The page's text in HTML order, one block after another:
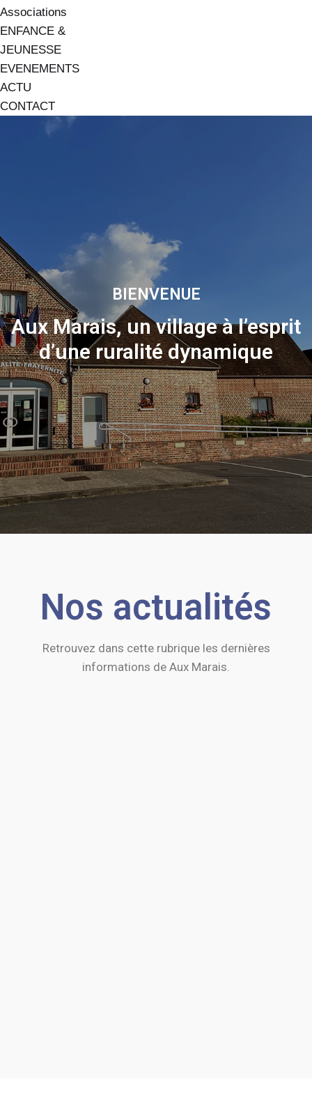
Associations
ENFANCE &
JEUNESSE
EVENEMENTS
ACTU
CONTACT
BIENVENUE
Aux Marais, un village à l’esprit
d’une ruralité dynamique
Nos actualités
Retrouvez dans cette rubrique les dernières
informations de Aux Marais.
Aux Marais Fête l’Âne et les Traditions